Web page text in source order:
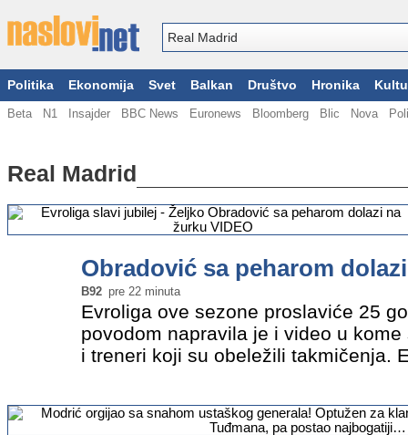
Politika Ekonomija Svet Balkan Društvo Hronika
Beta N1 Insajder BBC News Euronews Bloomberg Blic Nova
Real Madrid
Obradović sa peharom
B92 pre 22 minuta
Evroliga ove sezone proslaviće 25
povodom napravila je i video u
i treneri koji su obeležili takmičenja.